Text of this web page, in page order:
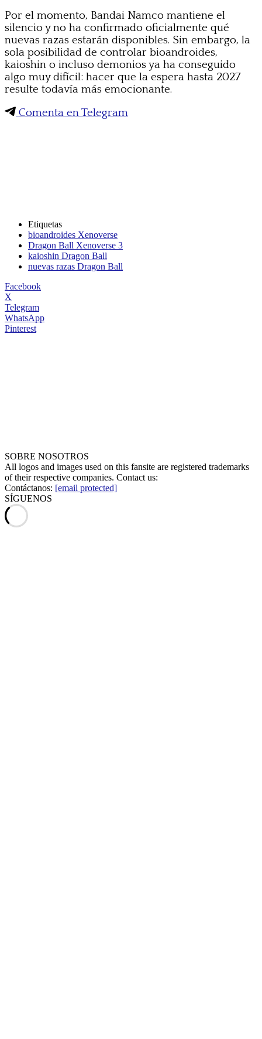
Por el momento, Bandai Namco mantiene el
silencio y no ha confirmado oficialmente qué
nuevas razas estarán disponibles. Sin embargo, la
sola posibilidad de controlar bioandroides,
kaioshin o incluso demonios ya ha conseguido
algo muy difícil: hacer que la espera hasta 2027
resulte todavía más emocionante.
Comenta en Telegram
Etiquetas
bioandroides Xenoverse
Dragon Ball Xenoverse 3
kaioshin Dragon Ball
nuevas razas Dragon Ball
Facebook
X
Telegram
WhatsApp
Pinterest
SOBRE NOSOTROS
All logos and images used on this fansite are registered trademarks
of their respective companies. Contact us:
Contáctanos: [email protected]
SÍGUENOS